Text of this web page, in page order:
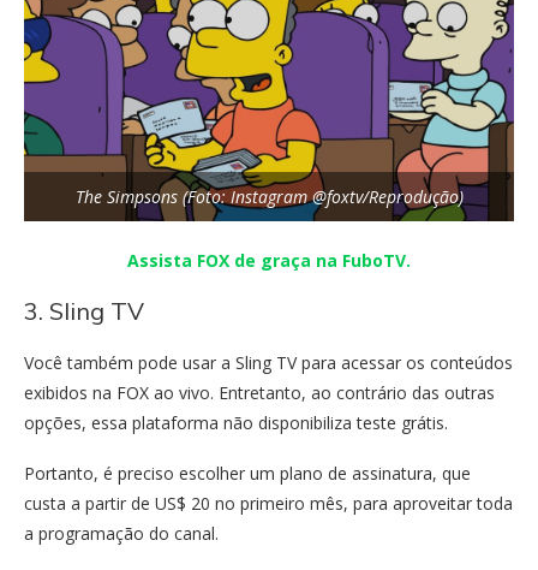
The Simpsons (Foto: Instagram @foxtv/Reprodução)
Assista FOX de graça na FuboTV.
3. Sling TV
Você também pode usar a Sling TV para acessar os conteúdos
exibidos na FOX ao vivo. Entretanto, ao contrário das outras
opções, essa plataforma não disponibiliza teste grátis.
Portanto, é preciso escolher um plano de assinatura, que
custa a partir de US$ 20 no primeiro mês, para aproveitar toda
a programação do canal.